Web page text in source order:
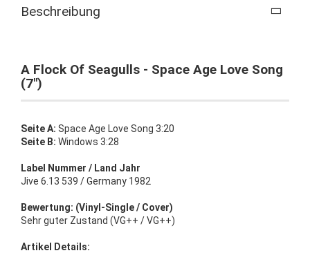
Beschreibung
A Flock Of Seagulls - Space Age Love Song
(7")
Seite A: Space Age Love Song 3:20
Seite B: Windows 3:28
Label Nummer / Land Jahr
Jive 6.13 539 / Germany 1982
Bewertung: (Vinyl-Single / Cover)
Sehr guter Zustand (VG++ / VG++)
Artikel Details: